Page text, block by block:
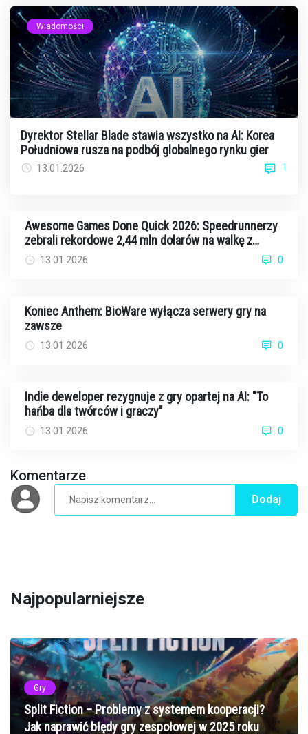
Wiadomości
Dyrektor Stellar Blade stawia wszystko na AI: Korea
Południowa rusza na podbój globalnego rynku gier
13.01.2026 1
Awesome Games Done Quick 2026: Speedrunnerzy
zebrali rekordowe 2,44 mln dolarów na walkę z
rakiem13.01.2026 0
Koniec Anthem: BioWare wyłącza serwery gry na
zawsze
13.01.2026 0
Indie deweloper rezygnuje z gry opartej na AI: "To
hańba dla twórców i graczy"
13.01.2026 0
Komentarze
Dodaj
Najpopularniejsze
Gry
Split Fiction – Problemy z systemem kooperacji?
Jak naprawić błędy gry zespołowej w 2025 roku